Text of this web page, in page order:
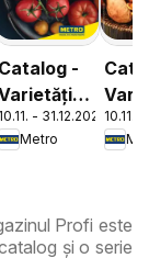
Catalog -
de Roșii
10.11. - 31.12.2026
Metro
de
10.11.
Profi este
și o serie